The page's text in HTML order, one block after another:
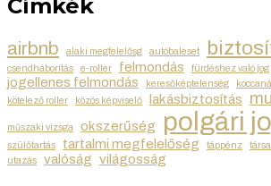
Címkék
airbnb alaki megfelelősg autóbaleset
csendháborítás
e-roller felmondás fürdéshez való jog
jogellenes felmondás
keresőképtelenség
kötelező roller
közös képviselő lakásbiztosítás
műszaki vizsga okszerűség polgári
szülőtartás
tartalmi megfelelőség táppénz
utazás
valóság világosság